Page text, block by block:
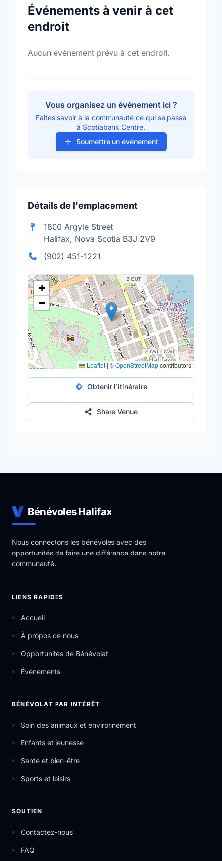
Événements à venir à cet
endroit
Aucun événement prévu à cet endroit.
Vous organisez un événement ici ?
Faites savoir à la communauté ce qui se passe
à Scotiabank Centre.
Soumettre un événement
Détails de l'emplacement
1800 Argyle Street
Halifax, Nova Scotia B3J 2V9
(902) 451-1221
+
−
Leaflet | ©OpenStreetMapcontributors
Obtenir l'itinéraire
Share Venue
Bénévoles Halifax
Nous connectons les bénévoles avec des
opportunités de faire une différence dans notre
communauté.
LIENS RAPIDES
Accueil
À propos de nous
Opportunités de Bénévolat
Événements
BÉNÉVOLAT PAR INTÉRÊT
Soin des animaux et environnement
Enfants et jeunesse
Santé et bien-être
Sports et loisirs
SOUTIEN
Contactez-nous
FAQ